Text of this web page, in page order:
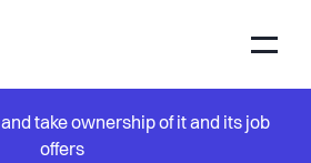
and take ownership of it and its job
offers